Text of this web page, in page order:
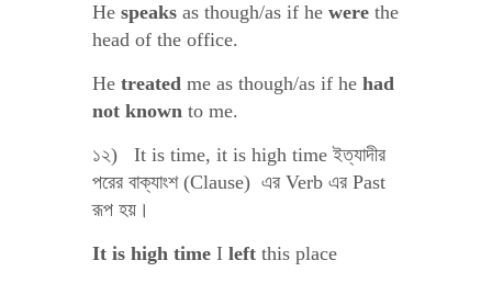
He speaks as though/as if he were the
head of the office.
He treated me as though/as if he had
not known to me.
১২) It is time, it is high time ইত্যাদীর
পরের বাক্যাংশ (Clause) এর Verb এর Past
রূপ হয়।
It is high time I left this place